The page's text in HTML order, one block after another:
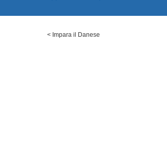
< Impara il Danese